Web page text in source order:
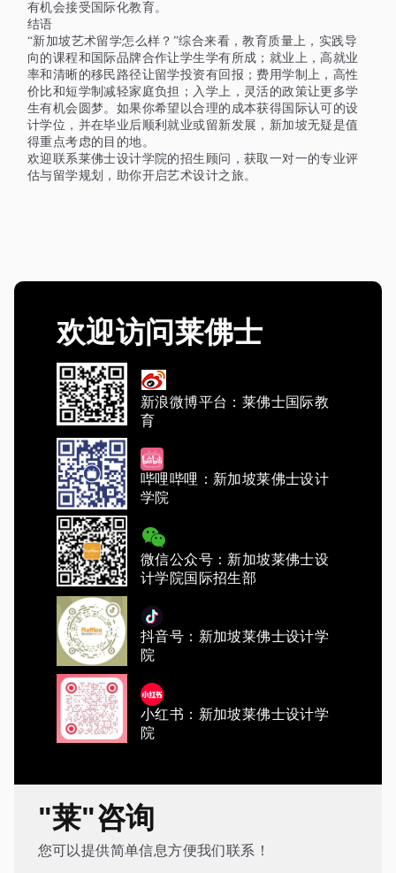
有机会接受国际化教育。
结语
“新加坡艺术留学怎么样？”综合来看，教育质量上，实践导
向的课程和国际品牌合作让学生学有所成；就业上，高就业
率和清晰的移民路径让留学投资有回报；费用学制上，高性
价比和短学制减轻家庭负担；入学上，灵活的政策让更多学
生有机会圆梦。如果你希望以合理的成本获得国际认可的设
计学位，并在毕业后顺利就业或留新发展，新加坡无疑是值
得重点考虑的目的地。
欢迎联系莱佛士设计学院的招生顾问，获取一对一的专业评
估与留学规划，助你开启艺术设计之旅。
欢迎访问莱佛士
新浪微博平台：莱佛士国际教
育
哔哩哔哩：新加坡莱佛士设计
学院
微信公众号：新加坡莱佛士设
计学院国际招生部
抖音号：新加坡莱佛士设计学
院
小红书：新加坡莱佛士设计学
院
"莱"咨询
您可以提供简单信息方便我们联系！